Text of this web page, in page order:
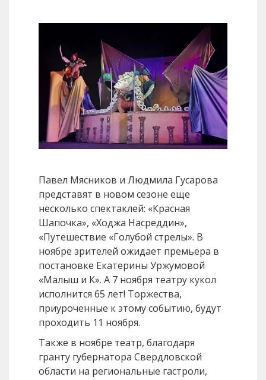
Павел Мясников и Людмила Гусарова
представят в новом сезоне еще
несколько спектаклей: «Красная
Шапочка», «Ходжа Насреддин»,
«Путешествие «Голубой стрелы». В
ноябре зрителей ожидает премьера в
постановке Екатерины Уржумовой
«Малыш и К». А 7 ноября театру кукол
исполнится 65 лет! Торжества,
приуроченные к этому событию, будут
проходить 11 ноября.
Также в ноябре театр, благодаря
гранту губернатора Свердловской
области на региональные гастроли,